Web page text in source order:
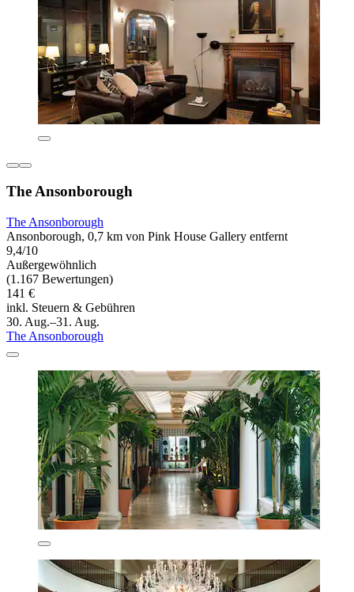
The Ansonborough
The Ansonborough
Ansonborough, 0,7 km von Pink House Gallery entfernt
9,4/10
Außergewöhnlich
(1.167 Bewertungen)
141 €
inkl. Steuern & Gebühren
30. Aug.–31. Aug.
The Ansonborough